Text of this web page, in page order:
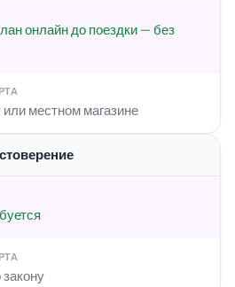
онлайн до поездки — без
местном магазине